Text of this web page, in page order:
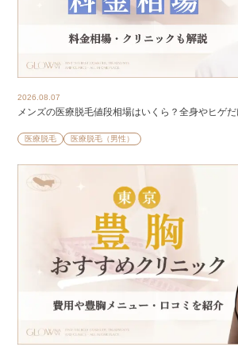
2026.08.07
メンズの医療脱毛値段相場はいくら？全身やヒゲ
医療脱毛 医療脱毛（男性）